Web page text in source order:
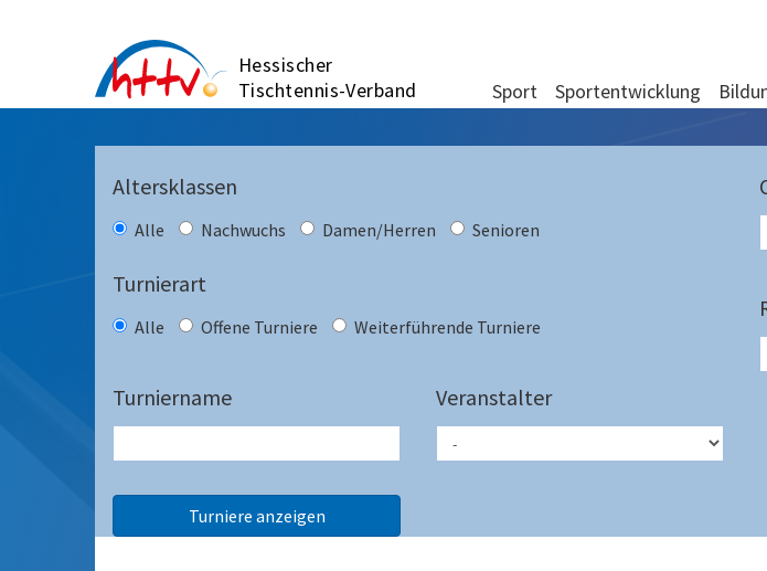
Hessischer
Tischtennis-Verband
Sport Sportentwicklung
Altersklassen
Alle Nachwuchs Damen/Herren Senioren
Turnierart
Alle Offene Turniere Weiterführende Turniere
Turniername Veranstalter